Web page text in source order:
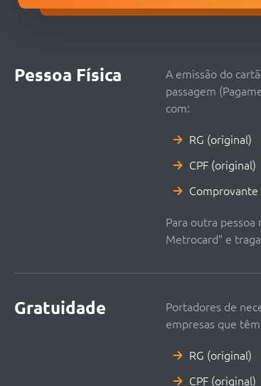
Pessoa Física A emissão do
passagem
com:
RG (original)
CPF (original)
Para outra
Metrocard” e
Gratuidade
Portadores de
empresas que
RG (original)
CPF (original)